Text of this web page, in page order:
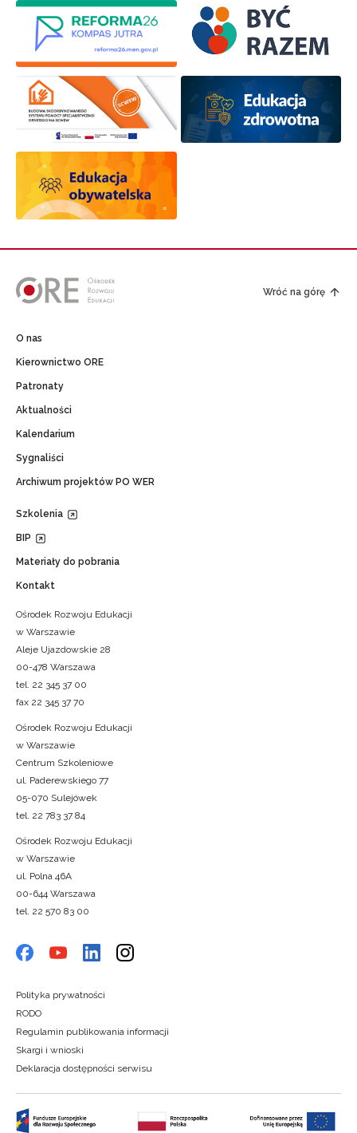
Wróć na górę
O nas
Kierownictwo ORE
Patronaty
Aktualności
Kalendarium
Sygnaliści
Archiwum projektów PO WER
Szkolenia
BIP
Materiały do pobrania
Kontakt
Ośrodek Rozwoju Edukacji
w Warszawie
Aleje Ujazdowskie 28
00-478 Warszawa
tel. 22 345 37 00
fax 22 345 37 70
Ośrodek Rozwoju Edukacji
w Warszawie
Centrum Szkoleniowe
ul. Paderewskiego 77
05-070 Sulejówek
tel. 22 783 37 84
Ośrodek Rozwoju Edukacji
w Warszawie
ul. Polna 46A
00-644 Warszawa
tel. 22 570 83 00
Polityka prywatności
RODO
Regulamin publikowania informacji
Skargi i wnioski
Deklaracja dostępności serwisu
Zapisuję się